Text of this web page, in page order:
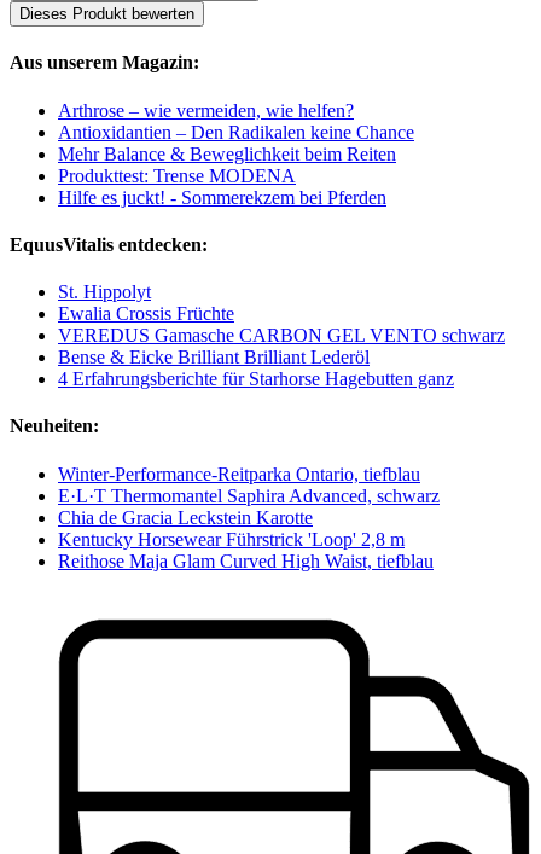
Dieses Produkt bewerten
Aus unserem Magazin:
Arthrose – wie vermeiden, wie helfen?
Antioxidantien – Den Radikalen keine Chance
Mehr Balance & Beweglichkeit beim Reiten
Produkttest: Trense MODENA
Hilfe es juckt! - Sommerekzem bei Pferden
EquusVitalis entdecken:
St. Hippolyt
Ewalia Crossis Früchte
VEREDUS Gamasche CARBON GEL VENTO schwarz
Bense & Eicke Brilliant Brilliant Lederöl
4 Erfahrungsberichte für Starhorse Hagebutten ganz
Neuheiten:
Winter-Performance-Reitparka Ontario, tiefblau
E·L·T Thermomantel Saphira Advanced, schwarz
Chia de Gracia Leckstein Karotte
Kentucky Horsewear Führstrick 'Loop' 2,8 m
Reithose Maja Glam Curved High Waist, tiefblau